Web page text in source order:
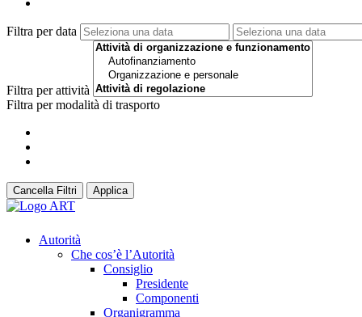
Filtra per data
Filtra per attività
Filtra per modalità di trasporto
Cancella Filtri Applica
Autorità
Che cos’è l’Autorità
Consiglio
Presidente
Componenti
Organigramma